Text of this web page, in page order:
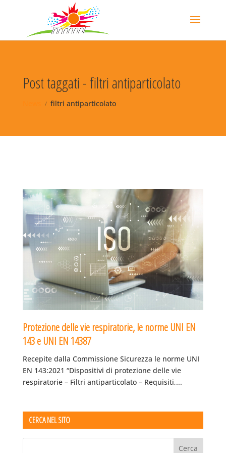
Post taggati - filtri antiparticolato
filtri antiparticolato
Protezione delle vie respiratorie, le norme UNI EN
143 e UNI EN 14387
Recepite dalla Commissione Sicurezza le norme UNI
EN 143:2021 “Dispositivi di protezione delle vie
respiratorie – Filtri antiparticolato – Requisiti,...
CERCA NEL SITO